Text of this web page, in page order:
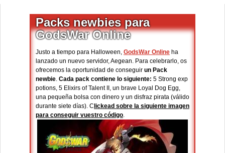
Packs newbies para
GodsWar Online
Justo a tiempo para Halloween, GodsWar Online ha
lanzado un nuevo servidor, Aegean. Para celebrarlo, os
ofrecemos la oportunidad de conseguir un Pack
newbie. Cada pack contiene lo siguiente: 5 Strong exp
potions, 5 Elixirs of Talent II, un brave Loyal Dog Egg,
una pequeña bolsa con dinero y un disfraz pirata (válido
durante siete días). C lickead sobre la siguiente imagen
para conseguir vuestro código.